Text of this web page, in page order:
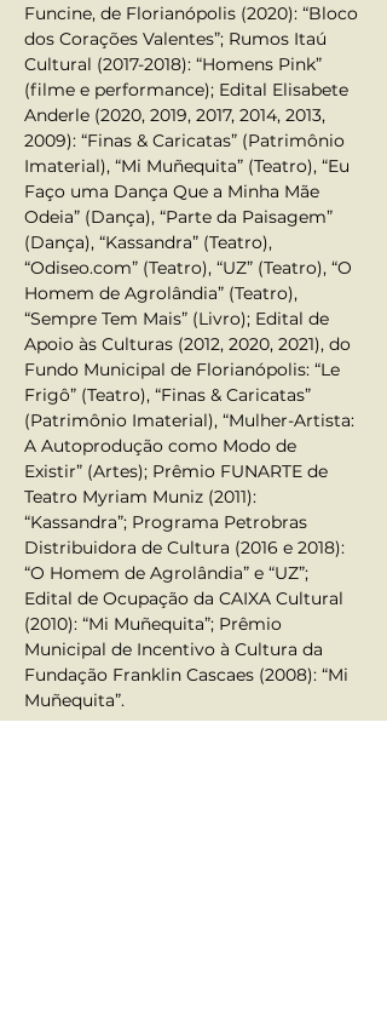
Funcine, de Florianópolis (2020): “Bloco
dos Corações Valentes”; Rumos Itaú
Cultural (2017-2018): “Homens Pink”
(filme e performance); Edital Elisabete
Anderle (2020, 2019, 2017, 2014, 2013,
2009): “Finas & Caricatas” (Patrimônio
Imaterial), “Mi Muñequita” (Teatro), “Eu
Faço uma Dança Que a Minha Mãe
Odeia” (Dança), “Parte da Paisagem”
(Dança), “Kassandra” (Teatro),
“Odiseo.com” (Teatro), “UZ” (Teatro), “O
Homem de Agrolândia” (Teatro),
“Sempre Tem Mais” (Livro); Edital de
Apoio às Culturas (2012, 2020, 2021), do
Fundo Municipal de Florianópolis: “Le
Frigô” (Teatro), “Finas & Caricatas”
(Patrimônio Imaterial), “Mulher-Artista:
A Autoprodução como Modo de
Existir” (Artes); Prêmio FUNARTE de
Teatro Myriam Muniz (2011):
“Kassandra”; Programa Petrobras
Distribuidora de Cultura (2016 e 2018):
“O Homem de Agrolândia” e “UZ”;
Edital de Ocupação da CAIXA Cultural
(2010): “Mi Muñequita”; Prêmio
Municipal de Incentivo à Cultura da
Fundação Franklin Cascaes (2008): “Mi
Muñequita”.